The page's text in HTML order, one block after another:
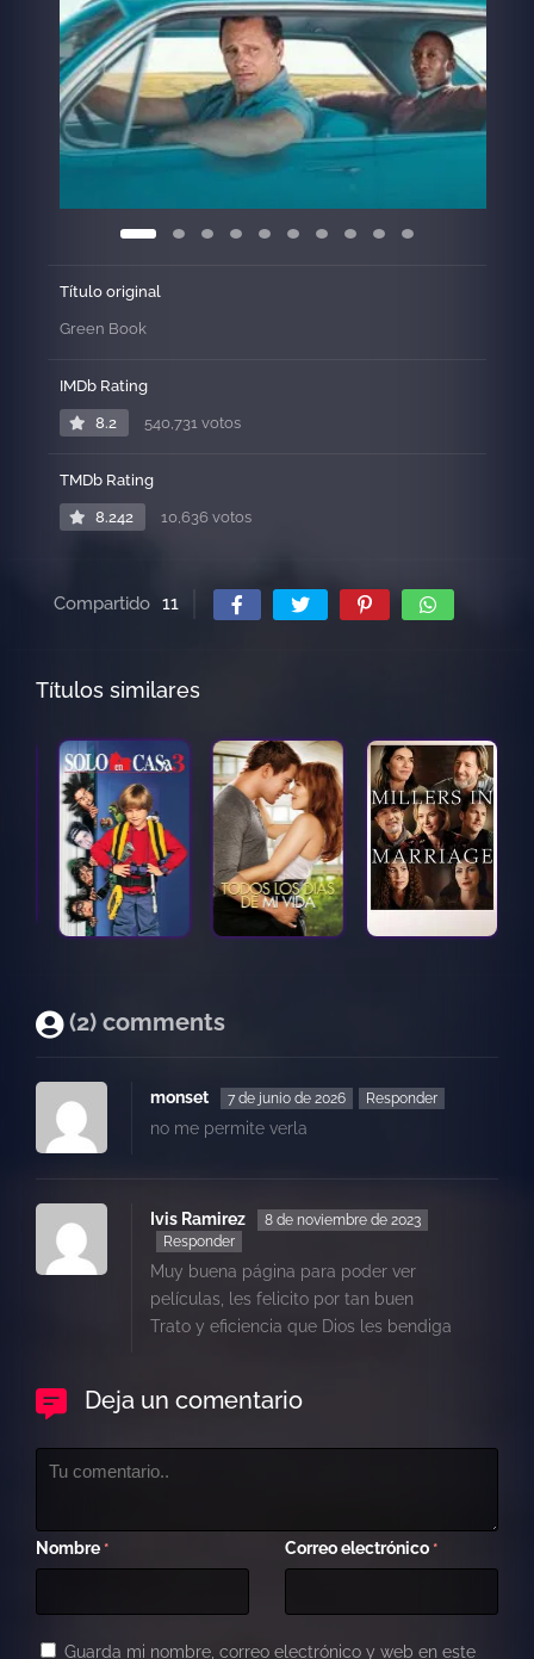
racismo y los prejuicios, pero a las que la bondad y el
sentido del humor unirán, obligándoles a dejar de lado
las diferencias para sobrevivir y prosperar en el viaje de
su vida.
Título original
Green Book
IMDb Rating
8.2 540,731 votos
TMDb Rating
8.242 10,636 votos
Compartido 11
Títulos similares
(2) comments
monset 7 de junio de 2026 Responder
no me permite verla
Ivis Ramirez
8 de noviembre de 2023
Responder
Muy buena página para poder ver
películas, les felicito por tan buen
Trato y eficiencia que Dios les bendiga
Deja un comentario
Nombre * Correo electrónico *
Guarda mi nombre, correo electrónico y web en este